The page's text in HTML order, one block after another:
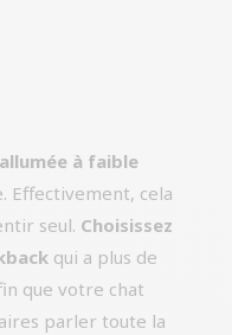
à faible
Effectivement, cela
seul. Choisissez
qui a plus de
que votre chat
parler toute la